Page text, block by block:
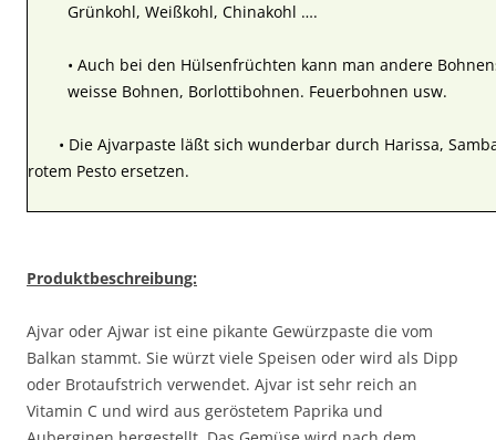
Grünkohl, Weißkohl, Chinakohl ….
• Auch bei den Hülsenfrüchten kann man andere
weisse Bohnen, Borlottibohnen. Feuerbohnen usw.
• Die Ajvarpaste läßt sich wunderbar durch Harissa,
rotem Pesto ersetzen.
Produktbeschreibung:
Ajvar oder Ajwar ist eine pikante Gewürzpaste die vom
Balkan stammt. Sie würzt viele Speisen oder wird als Dipp
oder Brotaufstrich verwendet. Ajvar ist sehr reich an
Vitamin C und wird aus geröstetem Paprika und